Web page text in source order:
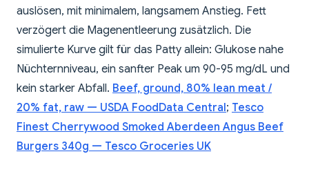
auslösen, mit minimalem, langsamem Anstieg. Fett
verzögert die Magenentleerung zusätzlich. Die
simulierte Kurve gilt für das Patty allein: Glukose nahe
Nüchternniveau, ein sanfter Peak um 90-95 mg/dL und
kein starker Abfall. Beef, ground, 80% lean meat /
20% fat, raw — USDA FoodData Central; Tesco
Finest Cherrywood Smoked Aberdeen Angus Beef
Burgers 340g — Tesco Groceries UK